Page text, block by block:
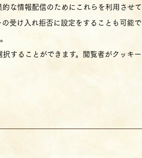
な情報配信のためにこれらを利用させて
受け入れ拒否に設定をすることも可能で
することができます。閲覧者がクッキー